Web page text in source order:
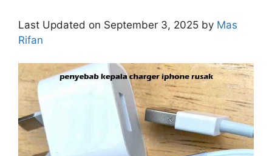
Last Updated on September 3, 2025 by Mas
Rifan